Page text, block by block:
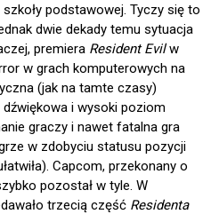
podstawowej. Tyczy się to
dwie dekady temu sytuacja
premiera Resident Evilw
w grach komputerowych na
(jak na tamte czasy)
i wysoki poziom
graczy i nawet fatalna gra
w zdobyciu statusu pozycji
Capcom, przekonany o
pozostał w tyle. W
trzecią część Residenta